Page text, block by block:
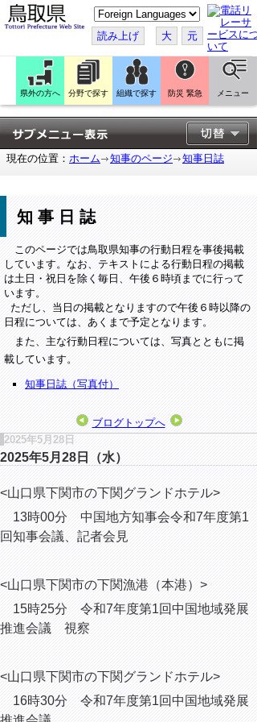
こ
の
ペ
ー
ジ
翻
訳
す
る
読み上げ 大 元
県外の方へ 分野で探す 組織で探す 防災 緊急 メニュー
現在の位置： ホーム 知事のページ 知事日誌
知事日誌
このページでは鳥取県知事の行動日程を事後掲載
しています。なお、テキストによる行動日程の掲載
は土日・祝日を除く毎日、午後６時頃までに行って
います。
ただし、当日の掲載となりますので午後６時以降の
日程については、あくまで予定となります。
また、主な行動日程については、写真とともに掲
載しています。
知事日誌（写真付）
ブログトップへ
2025年5月28日
2025年5月28日（水）
<山口県下関市の下関グランドホテル>
13時00分 中国地方知事会令和7年度第1
回知事会議、記者会見
<山口県下関市の下関漁港（本港）>
15時25分 令和7年度第1回中国地域発展
推進会議 視察
<山口県下関市の下関グランドホテル>
16時30分 令和7年度第1回中国地域発展